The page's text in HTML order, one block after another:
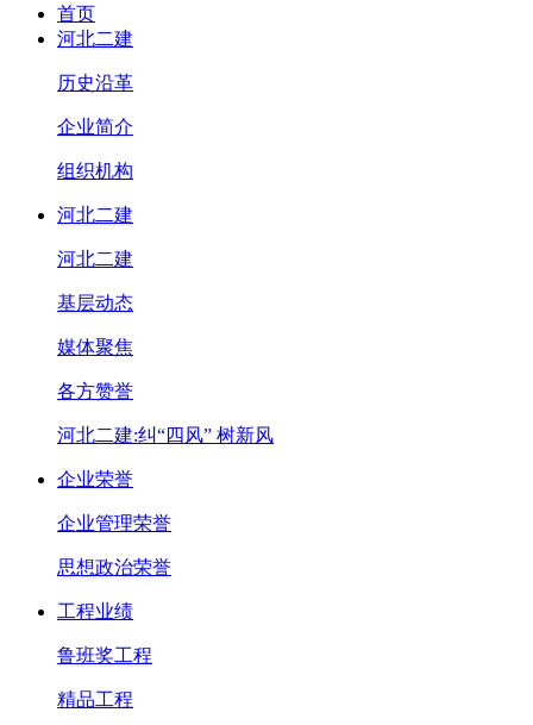
首页
河北二建
历史沿革
企业简介
组织机构
河北二建
河北二建
基层动态
媒体聚焦
各方赞誉
河北二建:纠“四风” 树新风
企业荣誉
企业管理荣誉
思想政治荣誉
工程业绩
鲁班奖工程
精品工程